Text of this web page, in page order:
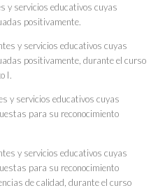
y servicios educativos cuyas
positivamente.
y servicios educativos cuyas
positivamente, durante el curso
I.
y servicios educativos cuyas
para su reconocimiento
y servicios educativos cuyas
para su reconocimiento
de calidad, durante el curso